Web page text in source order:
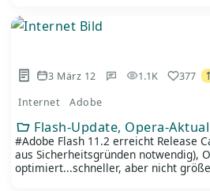
3 März 12 1.1K 377
Internet Adobe
Flash-Update, Opera-
#Adobe Flash 11.2 erreicht Release
aus Sicherheitsgründen notwendig),
optimiert...schneller, aber nicht